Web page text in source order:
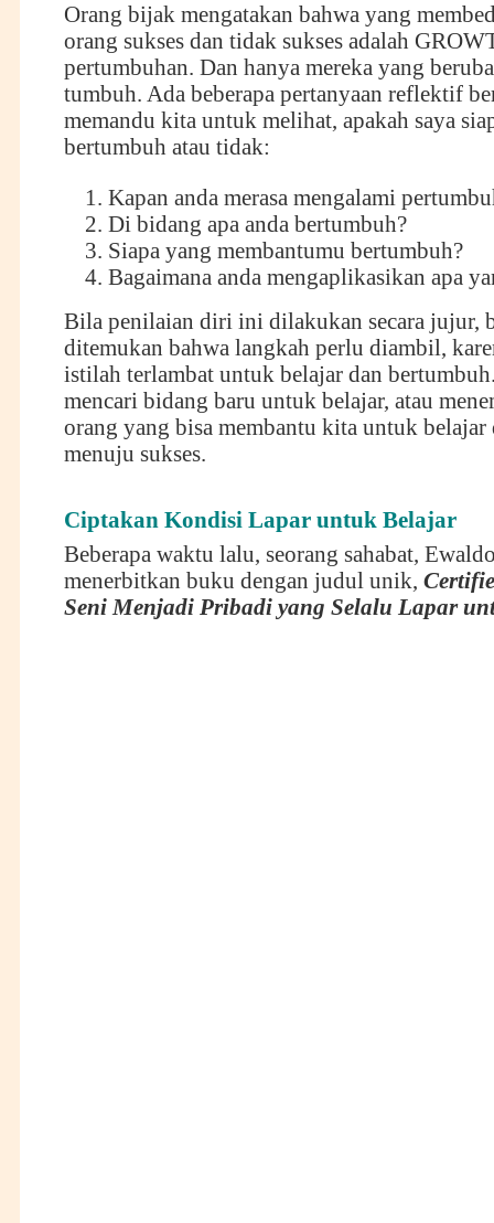
Orang bijak mengatakan bahwa yang
orang sukses dan tidak sukses adalah
pertumbuhan. Dan hanya mereka yang
tumbuh. Ada beberapa pertanyaan reflektif
memandu kita untuk melihat, apakah saya
bertumbuh atau tidak:
Kapan anda merasa mengalami
Di bidang apa anda bertumbuh?
Siapa yang membantumu bertumbuh?
Bagaimana anda mengaplikasikan apa
Bila penilaian diri ini dilakukan secara jujur,
ditemukan bahwa langkah perlu diambil,
istilah terlambat untuk belajar dan
mencari bidang baru untuk belajar, atau
orang yang bisa membantu kita untuk belajar
menuju sukses.
Ciptakan Kondisi Lapar untuk Belajar
Beberapa waktu lalu, seorang sahabat,
menerbitkan buku dengan judul unik,
Seni Menjadi Pribadi yang Selalu Lapar